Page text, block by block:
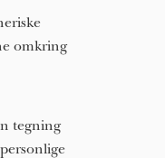
omkring
tegning